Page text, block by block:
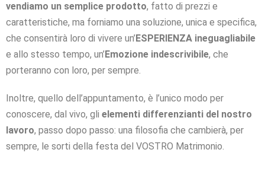
vendiamo un semplice prodotto, fatto di prezzi e
caratteristiche, ma forniamo una soluzione, unica e specifica,
che consentirà loro di vivere un’ ESPERIENZA ineguagliabile
e allo stesso tempo, un’ Emozione indescrivibile, che
porteranno con loro, per sempre.
Inoltre, quello dell’appuntamento, è l’unico modo per
conoscere, dal vivo, gli elementi differenzianti del nostro
lavoro, passo dopo passo: una filosofia che cambierà, per
sempre, le sorti della festa del VOSTRO Matrimonio.